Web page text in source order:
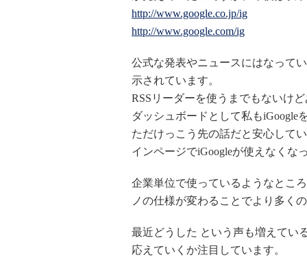
http://www.google.co.jp/ig
http://www.google.com/ig
公式な発表やニュースにはなって
示されています。
RSSリーダーを使うまでもないけ
ダッシュボードとして私もiGoogle
ただけっこう先の話だと安心して
インページでiGoogleが使えなくな
企業単位で使っているようなとこ
ノの仕様が変わることでより多く
最近どうした という声も増えてい
応えていくか注目しています。